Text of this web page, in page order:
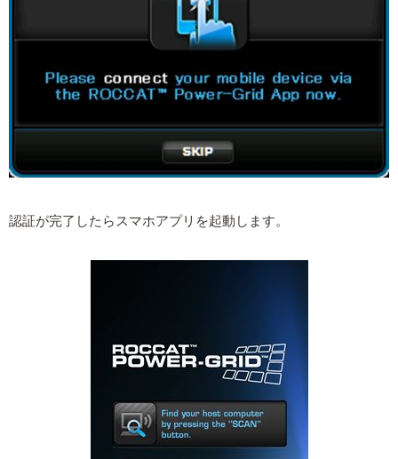
認証が完了したらスマホアプリを起動します。